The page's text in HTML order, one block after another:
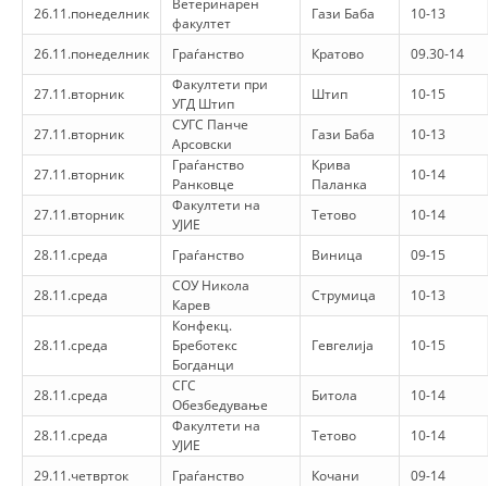
26.11.понеделник
Ветеринарен
факултет
Гази Баба 10-13
26.11.понеделник Граѓанство Кратово 09.30-14
27.11.вторник
Факултети при
УГД Штип
Штип 10-15
27.11.вторник
СУГС Панче
Арсовски
Гази Баба 10-13
27.11.вторник
Граѓанство
Ранковце
Крива
Паланка
10-14
27.11.вторник
Факултети на
УЈИЕ
Тетово 10-14
28.11.среда Граѓанство Виница 09-15
28.11.среда
СОУ Никола
Карев
Струмица 10-13
28.11.среда
Конфекц.
Бреботекс
Богданци
Гевгелија 10-15
28.11.среда
СГС
Обезбедување
Битола 10-14
28.11.среда
Факултети на
УЈИЕ
Тетово 10-14
29.11.четврток Граѓанство Кочани 09-14